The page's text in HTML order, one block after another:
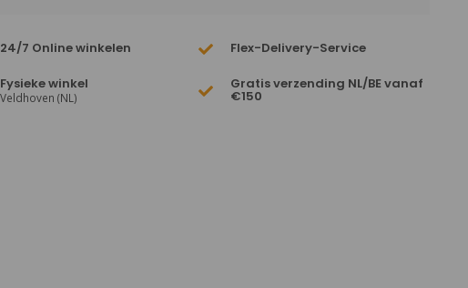
24/7 Online winkelen Flex-Delivery-Service
Fysieke winkel
Veldhoven (NL)
Gratis verzending NL/BE vanaf
€150